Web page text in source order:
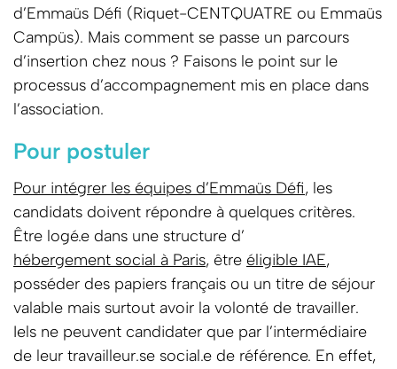
d’Emmaüs Défi (Riquet-CENTQUATRE ou Emmaüs
Campüs). Mais comment se passe un parcours
d’insertion chez nous ? Faisons le point sur le
processus d’accompagnement mis en place dans
l’association.
Pour postuler
Pour intégrer les équipes d’Emmaüs Défi, les
candidats doivent répondre à quelques critères.
Être logé.e dans une structure d’
hébergement social à Paris, être éligible IAE,
posséder des papiers français ou un titre de séjour
valable mais surtout avoir la volonté de travailler.
Iels ne peuvent candidater que par l’intermédiaire
de leur travailleur.se social.e de référence. En effet,